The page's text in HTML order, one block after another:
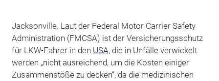
Jacksonville. Laut der Federal Motor Carrier Safety
Administration (FMCSA) ist der Versicherungsschutz
für LKW-Fahrer in den USA, die in Unfälle verwickelt
werden „nicht ausreichend, um die Kosten einiger
Zusammenstöße zu decken“, da die medizinischen